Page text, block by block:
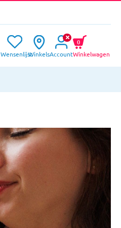
WensenlijstWinkelsAccountWinkelwagen
0